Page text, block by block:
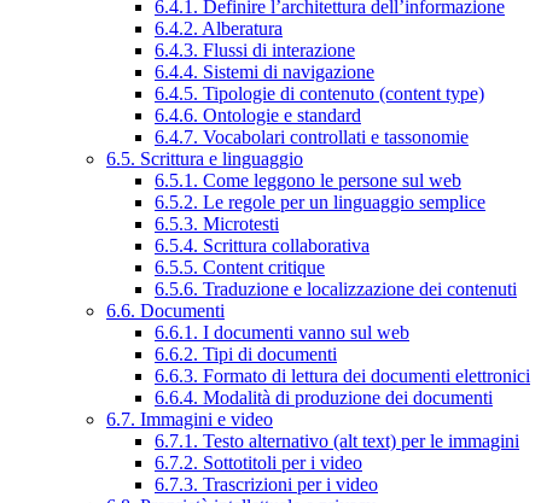
6.4.1. Definire l’architettura dell’informazione
6.4.2. Alberatura
6.4.3. Flussi di interazione
6.4.4. Sistemi di navigazione
6.4.5. Tipologie di contenuto (content type)
6.4.6. Ontologie e standard
6.4.7. Vocabolari controllati e tassonomie
6.5. Scrittura e linguaggio
6.5.1. Come leggono le persone sul web
6.5.2. Le regole per un linguaggio semplice
6.5.3. Microtesti
6.5.4. Scrittura collaborativa
6.5.5. Content critique
6.5.6. Traduzione e localizzazione dei contenuti
6.6. Documenti
6.6.1. I documenti vanno sul web
6.6.2. Tipi di documenti
6.6.3. Formato di lettura dei documenti elettronici
6.6.4. Modalità di produzione dei documenti
6.7. Immagini e video
6.7.1. Testo alternativo (alt text) per le immagini
6.7.2. Sottotitoli per i video
6.7.3. Trascrizioni per i video